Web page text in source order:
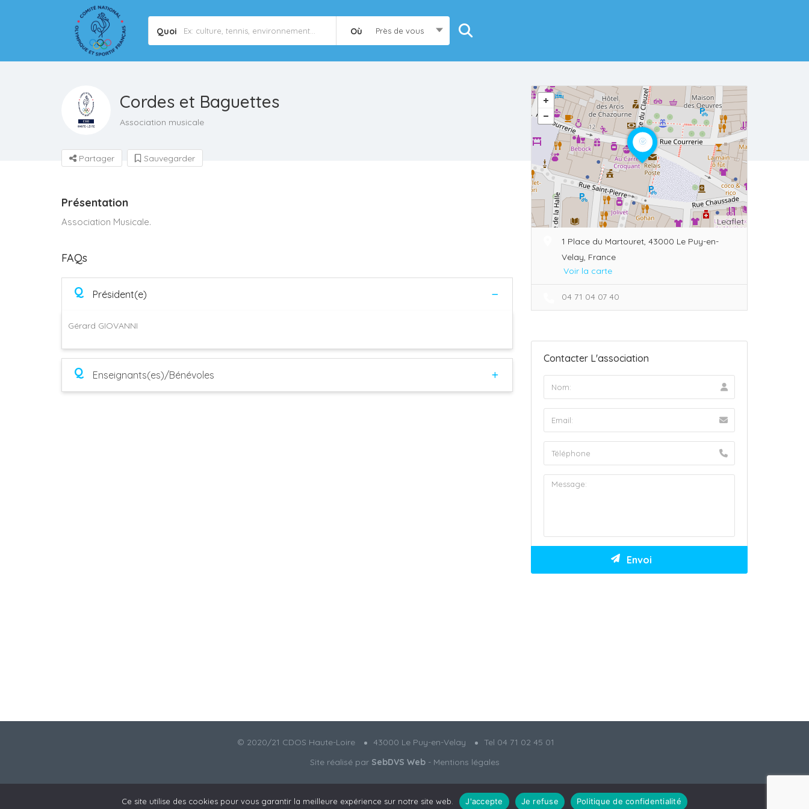
Quoi Où Près de vous
Cordes et Baguettes
Association musicale
Partager Sauvegarder
Présentation
Association Musicale.
FAQs
Q Président(e)
Gérard GIOVANNI
Q Enseignants(es)/Bénévoles
Leaflet
1 Place du Martouret, 43000 Le Puy-en-
Velay, France
Voir la carte
04 71 04 07 40
Contacter L'association
© 2020/21 CDOS Haute-Loire 43000 Le Puy-en-Velay
Tel 04 71 02 45 01
Site réalisé par SebDVS Web- Mentions légales
Ce site utilise des cookies pour vous garantir la meilleure expérience sur notre site web. J'accepte Je refuse Politique de confidentialité